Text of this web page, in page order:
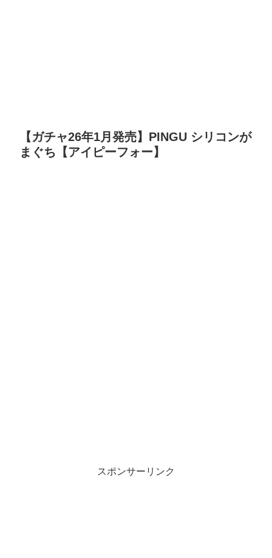
【ガチャ26年1月発売】PINGU シリコンが
まぐち【アイピーフォー】
スポンサーリンク